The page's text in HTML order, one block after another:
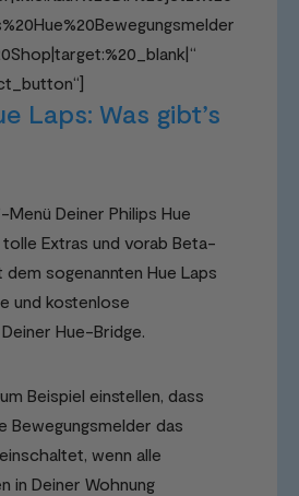
Laps: Was gibt’s
Menü Deiner Philips Hue
Extras und vorab Beta-
dem sogenannten Hue Laps
und kostenlose
Hue-Bridge.
Beispiel einstellen, dass
Bewegungsmelder das
wenn alle
in Deiner Wohnung